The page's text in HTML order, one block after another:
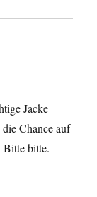
Jacke
Chance auf
bitte.